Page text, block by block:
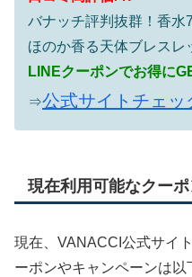
バナッチ評判抜群！香水
ほのか香る天体ブレスレ
LINEクーポンでお得に
⇒公式サイトチェッ
現在利用可能なクー
現在、VANACCI公式サイ
ーポンやキャンペーンは以